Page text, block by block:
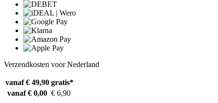
Verzendkosten voor Nederland
vanaf € 49,90 gratis*
vanaf € 0,00 € 6,90